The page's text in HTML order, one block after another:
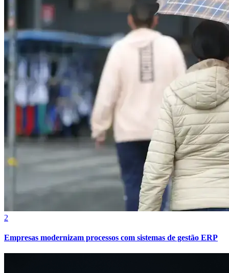
Vasco
2
Empresas modernizam processos com sistemas de gestão ERP